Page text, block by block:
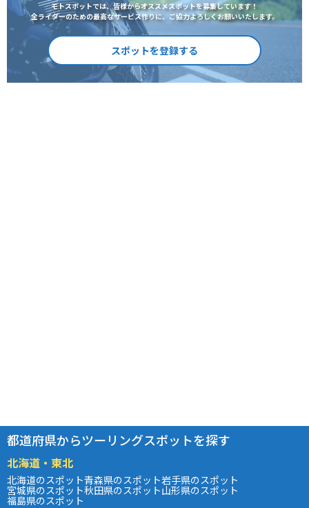
モトスポットでは、皆様からオススメスポットを募集しています！
全ライダーのための最高なサービス作りに、ご協力よろしくお願いいたします。
スポットを登録する
都道府県からツーリングスポットを探す
北海道・東北
北海道のスポット青森県のスポット岩手県のスポット
宮城県のスポット秋田県のスポット山形県のスポット
福島県のスポット